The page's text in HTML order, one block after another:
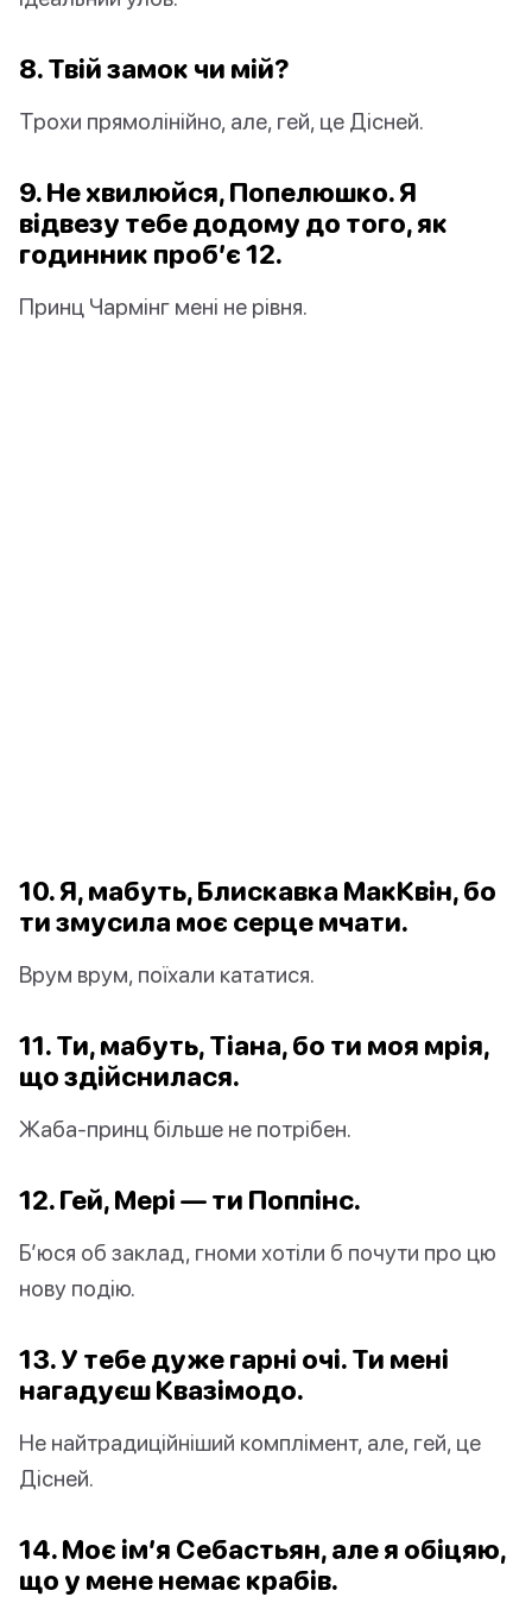
8. Твій замок чи мій?
Трохи прямолінійно, але, гей, це Дісней.
9. Не хвилюйся, Попелюшко. Я
відвезу тебе додому до того, як
годинник проб’є 12.
Принц Чармінг мені не рівня.
10. Я, мабуть, Блискавка МакКвін, бо
ти змусила моє серце мчати.
Врум врум, поїхали кататися.
11. Ти, мабуть, Тіана, бо ти моя мрія,
що здійснилася.
Жаба-принц більше не потрібен.
12. Гей, Мері — ти Поппінс.
Б’юся об заклад, гноми хотіли б почути про цю
нову подію.
13. У тебе дуже гарні очі. Ти мені
нагадуєш Квазімодо.
Не найтрадиційніший комплімент, але, гей, це
Дісней.
14. Моє ім’я Себастьян, але я обіцяю,
що у мене немає крабів.